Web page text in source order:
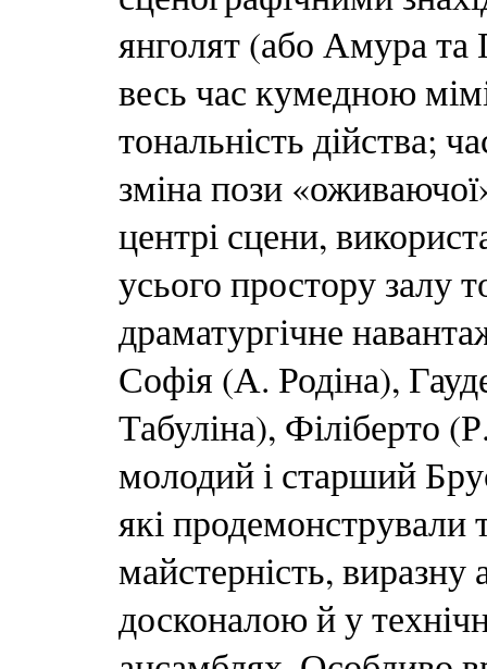
янголят (або Амура та
весь час кумедною
тональність дійства;
зміна пози
центрі сцени,
усього простору залу
драматургічне
Софія (А. Родіна),
Табуліна), Філіберто
молодий і старший
які
майстерність,
досконалою й у